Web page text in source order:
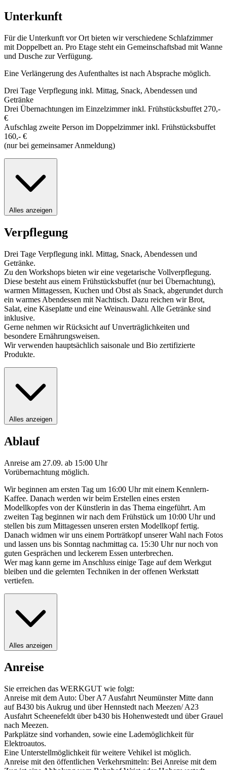
Unterkunft
Für die Unterkunft vor Ort bieten wir verschiedene Schlafzimmer
mit Doppelbett an. Pro Etage steht ein Gemeinschaftsbad mit Wanne
und Dusche zur Verfügung.
Eine Verlängerung des Aufenthaltes ist nach Absprache möglich.
Drei Tage Verpflegung inkl. Mittag, Snack, Abendessen und
Getränke
Drei Übernachtungen im Einzelzimmer inkl. Frühstücksbuffet 270,-
€
Aufschlag zweite Person im Doppelzimmer inkl. Frühstücksbuffet
160,- €
(nur bei gemeinsamer Anmeldung)
Alles anzeigen
Verpflegung
Drei Tage Verpflegung inkl. Mittag, Snack, Abendessen und
Getränke.
Zu den Workshops bieten wir eine vegetarische Vollverpflegung.
Diese besteht aus einem Frühstücksbuffet (nur bei Übernachtung),
warmen Mittagessen, Kuchen und Obst als Snack, abgerundet durch
ein warmes Abendessen mit Nachtisch. Dazu reichen wir Brot,
Salat, eine Käseplatte und eine Weinauswahl. Alle Getränke sind
inklusive.
Gerne nehmen wir Rücksicht auf Unverträglichkeiten und
besondere Ernährungsweisen.
Wir verwenden hauptsächlich saisonale und Bio zertifizierte
Produkte.
Alles anzeigen
Ablauf
Anreise am 27.09. ab 15:00 Uhr
Vorübernachtung möglich.
Wir beginnen am ersten Tag um 16:00 Uhr mit einem Kennlern-
Kaffee. Danach werden wir beim Erstellen eines ersten
Modellkopfes von der Künstlerin in das Thema eingeführt. Am
zweiten Tag beginnen wir nach dem Frühstück um 10:00 Uhr und
stellen bis zum Mittagessen unseren ersten Modellkopf fertig.
Danach widmen wir uns einem Porträtkopf unserer Wahl nach Fotos
und lassen uns bis Sonntag nachmittag ca. 15:30 Uhr nur noch von
guten Gesprächen und leckerem Essen unterbrechen.
Wer mag kann gerne im Anschluss einige Tage auf dem Werkgut
bleiben und die gelernten Techniken in der offenen Werkstatt
vertiefen.
Alles anzeigen
Anreise
Sie erreichen das WERKGUT wie folgt:
Anreise mit dem Auto: Über A7 Ausfahrt Neumünster Mitte dann
auf B430 bis Aukrug und über Hennstedt nach Meezen/ A23
Ausfahrt Scheenefeldt über b430 bis Hohenwestedt und über Grauel
nach Meezen.
Parkplätze sind vorhanden, sowie eine Lademöglichkeit für
Elektroautos.
Eine Unterstellmöglichkeit für weitere Vehikel ist möglich.
Anreise mit den öffentlichen Verkehrsmitteln: Bei Anreise mit dem